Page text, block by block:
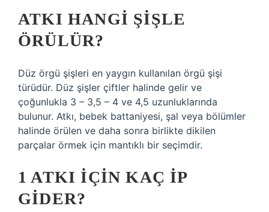
ATKI HANGI ŞIŞLE
ÖRÜLÜR?
Düz örgü şişleri en yaygın kullanılan örgü şişi
türüdür. Düz şişler çiftler halinde gelir ve
çoğunlukla 3 – 3,5 – 4 ve 4,5 uzunluklarında
bulunur. Atkı, bebek battaniyesi, şal veya bölümler
halinde örülen ve daha sonra birlikte dikilen
parçalar örmek için mantıklı bir seçimdir.
1 ATKI IÇIN KAÇ IP
GIDER?